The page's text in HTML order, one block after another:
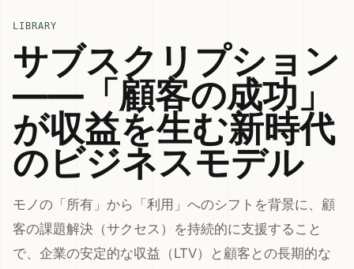
LIBRARY
サブスクリプション
――「顧客の成功」
が収益を生む新時代
のビジネスモデル
モノの「所有」から「利用」へのシフトを背景に、顧
客の課題解決（サクセス）を持続的に支援すること
で、企業の安定的な収益（LTV）と顧客との長期的な